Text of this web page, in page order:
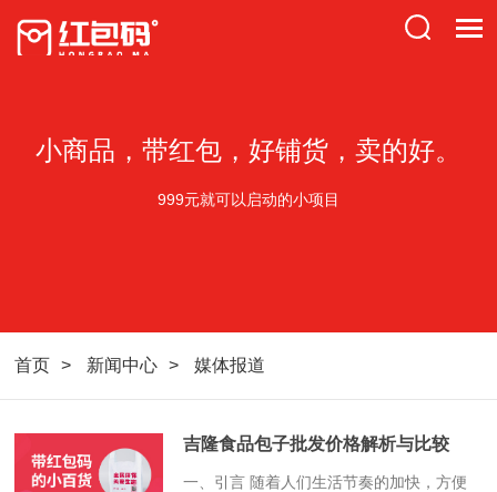
小商品，带红包，好铺货，卖的好。
999元就可以启动的小项目
首页 新闻中心 媒体报道
吉隆食品包子批发价格解析与比较
​一、引言 随着人们生活节奏的加快，方便